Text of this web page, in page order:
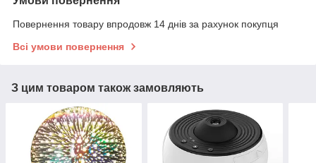
Повернення товару впродовж 14 днів за рахунок покупця
Всі умови повернення
З цим товаром також замовляють